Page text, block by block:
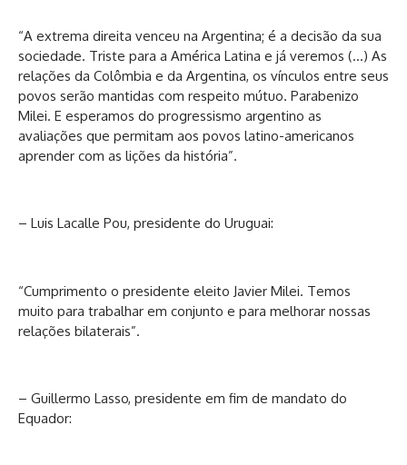
“A extrema direita venceu na Argentina; é a decisão da sua
sociedade. Triste para a América Latina e já veremos (…) As
relações da Colômbia e da Argentina, os vínculos entre seus
povos serão mantidas com respeito mútuo. Parabenizo
Milei. E esperamos do progressismo argentino as
avaliações que permitam aos povos latino-americanos
aprender com as lições da história”.
– Luis Lacalle Pou, presidente do Uruguai:
“Cumprimento o presidente eleito Javier Milei. Temos
muito para trabalhar em conjunto e para melhorar nossas
relações bilaterais”.
– Guillermo Lasso, presidente em fim de mandato do
Equador: